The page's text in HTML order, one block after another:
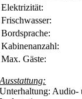
Elektrizität:
Frischwasser:
Bordsprache:
Kabinenanzahl:
Max. Gäste:
Ausstattung:
Unterhaltung: